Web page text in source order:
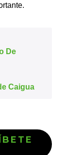
De
Caigua